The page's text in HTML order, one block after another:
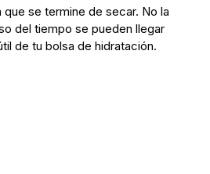
se termine de secar. No la
del tiempo se pueden llegar
de tu bolsa de hidratación.